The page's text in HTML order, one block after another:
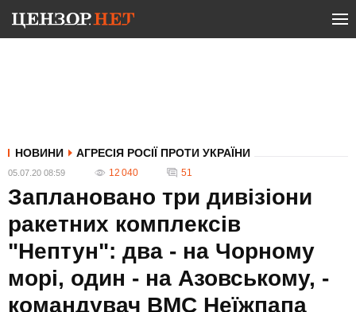
НОВИНИ АГРЕСІЯ РОСІЇ ПРОТИ УКРАЇНИ
05.07.20 08:59 12 040 51
Заплановано три дивізіони
ракетних комплексів
"Нептун": два - на Чорному
морі, один - на Азовському, -
командувач ВМС Неїжпапа